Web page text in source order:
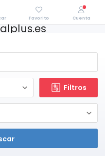
Filtros
Favorito Cuenta